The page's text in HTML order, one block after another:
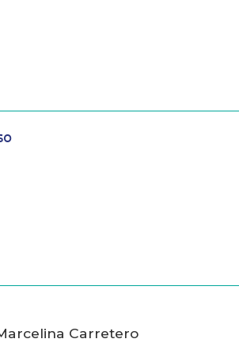
Carretero